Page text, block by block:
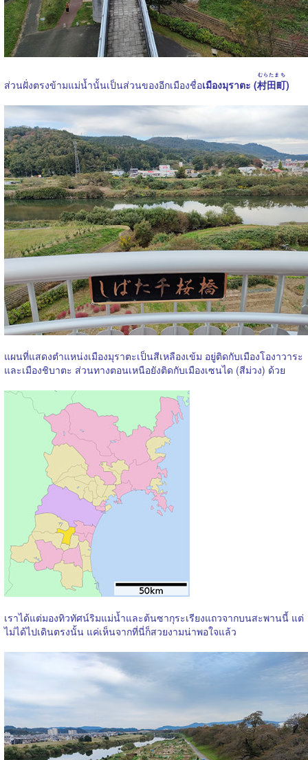
ส่วนฝั่งตรงข้ามแม่น้ำนั้นเป็นส่วนของอีกเมืองชื่อเมืองมุราตะ (村田町
むらたまち
)
แผนที่แสดงตำแหน่งเมืองมุราตะเป็นสีเหลืองเข้ม อยู่ติดกับเมืองโองาวาระ
และเมืองชิบาตะ ส่วนทางตอนเหนือยังติดกับเมืองเซนได (สีม่วง) ด้วย
เราได้แต่มองทิวทัศน์ริมแม่น้ำและต้นซากุระเรียงแถวจากบนสะพานนี้ แต่
ไม่ได้ไปเดินตรงนั้น แค่เห็นจากที่นี่ก็สวยงามน่าพอใจแล้ว